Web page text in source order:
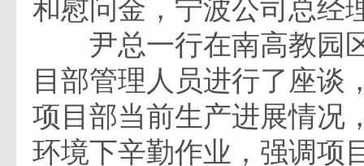
和慰问金，宁波公司总经
尹总一行在南高教园
目部管理人员进行了座谈
项目部当前生产进展情况
环境下辛勤作业，强调项